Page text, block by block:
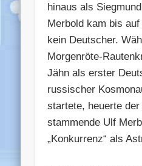
hinaus als
Merbold kam bis
kein Deutscher.
Morgenröte-
Jähn als erster
russischer
startete, heuerte
stammende Ulf
„Konkurrenz“ als